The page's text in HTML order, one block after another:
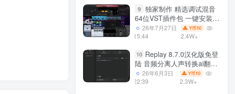
9 独家制作 精选调试混音
64位VST插件包 一键安装
600个效果器合集v2.0 WiN
支持定制
26年7月27日
15:44
Y币10
2.4W+
10 Replay 8.7.0汉化版免登
陆 音频分离人声转换ai翻唱
支持50系显卡 一键安装
WiN
26年6月3日
22:39
Y币10
2.3W+